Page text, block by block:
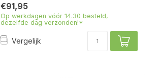
€91,95
Op werkdagen vóór 14.30 besteld,
dezelfde dag verzonden!*
Vergelijk